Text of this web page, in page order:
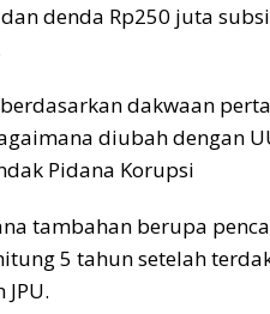
denda Rp250 juta
dakwaan
diubah dengan
Pidana Korupsi
tambahan berupa
5 tahun setelah